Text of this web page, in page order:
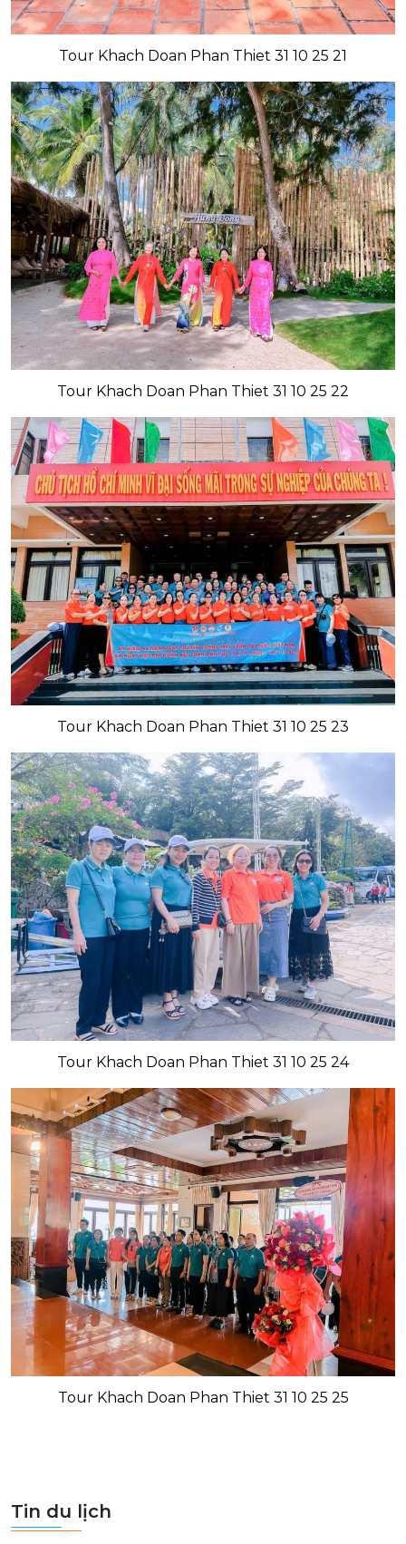
Tour Khach Doan Phan Thiet 31 10 25 21
Tour Khach Doan Phan Thiet 31 10 25 22
Tour Khach Doan Phan Thiet 31 10 25 23
Tour Khach Doan Phan Thiet 31 10 25 24
Tour Khach Doan Phan Thiet 31 10 25 25
Tin du lịch